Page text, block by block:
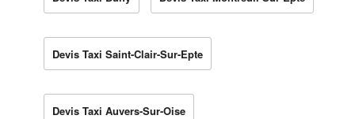
Devis Taxi Saint-Clair-Sur-Epte
Devis Taxi Auvers-Sur-Oise